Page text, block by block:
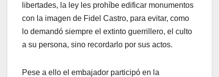
libertades, la ley les prohíbe edificar monumentos
con la imagen de Fidel Castro, para evitar, como
lo demandó siempre el extinto guerrillero, el culto
a su persona, sino recordarlo por sus actos.
Pese a ello el embajador participó en la